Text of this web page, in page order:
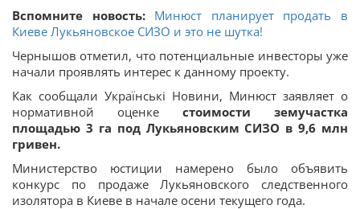
Вспомните новость:
Минюст планирует продать в
Киеве Лукьяновское СИЗО и это не шутка!
Чернышов отметил, что потенциальные инвесторы уже
начали проявлять интерес к данному проекту.
Как сообщали Українські Новини, Минюст заявляет о
нормативной оценке стоимости земучастка
площадью 3 га под Лукьяновским СИЗО в 9,6 млн
гривен.
Министерство юстиции намерено было объявить
конкурс по продаже Лукьяновского следственного
изолятора в Киеве в начале осени текущего года.